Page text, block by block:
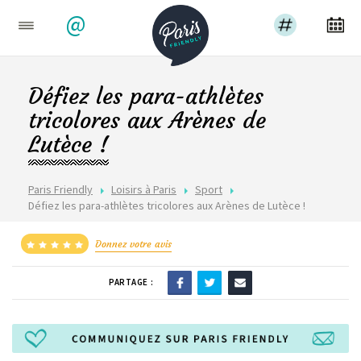
@
Paris Friendly Loisirs à Paris
Sport
Défiez les para-athlètes tricolores aux Arènes de Lutèce !
Défiez les para-athlètes
tricolores aux Arènes de
Lutèce !
Donnez votre avis
PARTAGE :